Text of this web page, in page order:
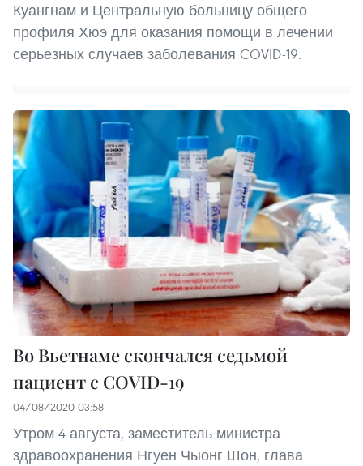
Куангнам и Центральную больницу общего
профиля Хюэ для оказания помощи в лечении
серьезных случаев заболевания COVID-19.
Во Вьетнаме скончался седьмой
пациент с COVID-19
04/08/2020 03:58
Утром 4 августа, заместитель министра
здравоохранения Нгуен Чыонг Шон, глава